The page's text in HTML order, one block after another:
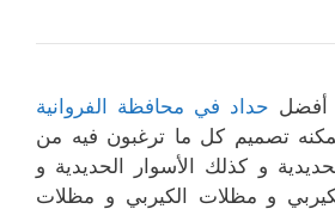
أفضل حداد في محافظة الفروانية
تصميم كل ما ترغبون فيه من
و كذلك الأسوار الحديدية و
و مظلات الكيربي و مظلات